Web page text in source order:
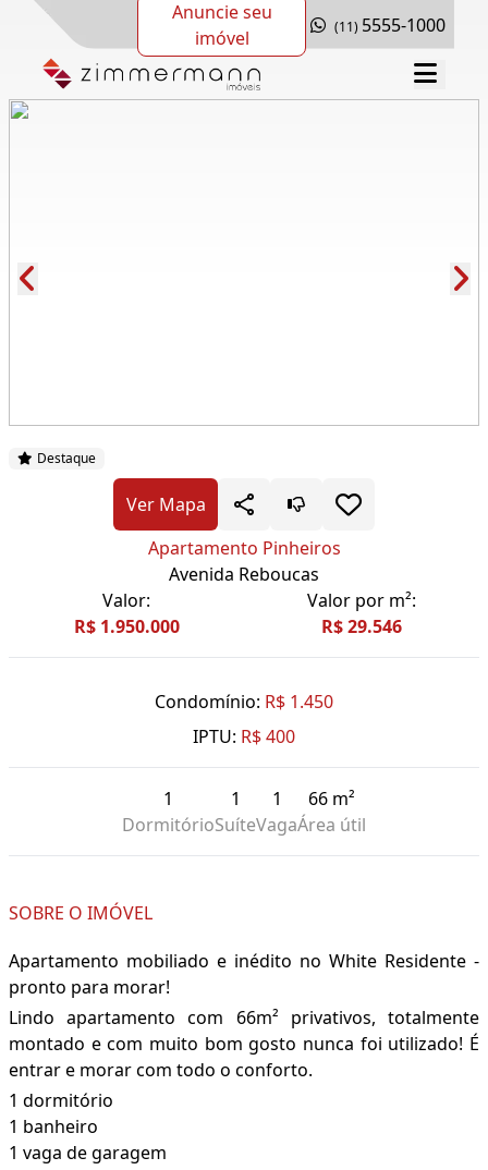
Anuncie seu
imóvel
(11) 5555-1000
Destaque
Ver Mapa
Apartamento Pinheiros
Avenida Reboucas
Valor:
R$ 1.950.000
Valor por m²:
R$ 29.546
Condomínio: R$ 1.450
IPTU: R$ 400
1
Dormitório
1
Suíte
1
Vaga
66 m²
Área útil
SOBRE O IMÓVEL
Apartamento mobiliado e inédito no White Residente -
pronto para morar!
Lindo apartamento com 66m² privativos, totalmente
montado e com muito bom gosto nunca foi utilizado! É
entrar e morar com todo o conforto.
1 dormitório
1 banheiro
1 vaga de garagem